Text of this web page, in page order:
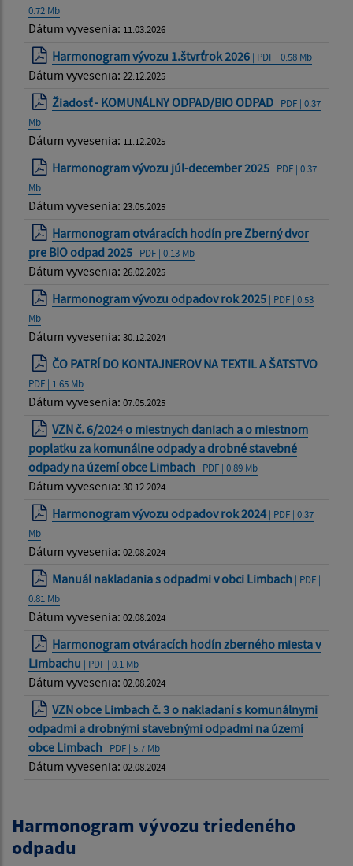
0.72 Mb
Dátum vyvesenia: 11.03.2026
Harmonogram vývozu 1.štvrťrok 2026 | PDF | 0.58 Mb
Dátum vyvesenia: 22.12.2025
Žiadosť - KOMUNÁLNY ODPAD/BIO ODPAD | PDF | 0.37
Mb
Dátum vyvesenia: 11.12.2025
Harmonogram vývozu júl-december 2025 | PDF | 0.37
Mb
Dátum vyvesenia: 23.05.2025
Harmonogram otváracích hodín pre Zberný dvor
pre BIO odpad 2025 | PDF | 0.13 Mb
Dátum vyvesenia: 26.02.2025
Harmonogram vývozu odpadov rok 2025 | PDF | 0.53
Mb
Dátum vyvesenia: 30.12.2024
ČO PATRÍ DO KONTAJNEROV NA TEXTIL A ŠATSTVO |
PDF | 1.65 Mb
Dátum vyvesenia: 07.05.2025
VZN č. 6/2024 o miestnych daniach a o miestnom
poplatku za komunálne odpady a drobné stavebné
odpady na území obce Limbach | PDF | 0.89 Mb
Dátum vyvesenia: 30.12.2024
Harmonogram vývozu odpadov rok 2024 | PDF | 0.37
Mb
Dátum vyvesenia: 02.08.2024
Manuál nakladania s odpadmi v obci Limbach | PDF |
0.81 Mb
Dátum vyvesenia: 02.08.2024
Harmonogram otváracích hodín zberného miesta v
Limbachu | PDF | 0.1 Mb
Dátum vyvesenia: 02.08.2024
VZN obce Limbach č. 3 o nakladaní s komunálnymi
odpadmi a drobnými stavebnými odpadmi na území
obce Limbach | PDF | 5.7 Mb
Dátum vyvesenia: 02.08.2024
Harmonogram vývozu triedeného
odpadu